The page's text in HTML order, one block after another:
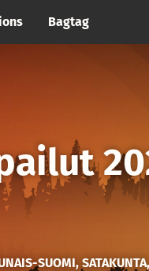
Bagtag
SUOMI,